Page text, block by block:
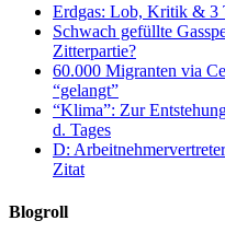
Erdgas: Lob, Kritik & 3
Schwach gefüllte
Zitterpartie?
60.000 Migranten via
“gelangt”
“Klima”: Zur
d. Tages
D:
Zitat
Blogroll